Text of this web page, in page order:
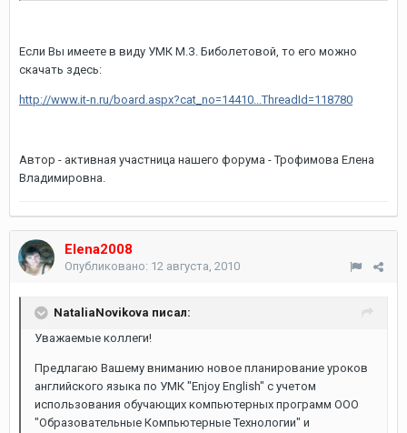
Если Вы имеете в виду УМК М.З. Биболетовой, то его можно
скачать здесь:
http://www.it-n.ru/board.aspx?cat_no=14410...ThreadId=118780
Автор - активная участница нашего форума - Трофимова Елена
Владимировна.
Elena2008
Опубликовано: 12 августа, 2010
NataliaNovikova писал:
Уважаемые коллеги!
Предлагаю Вашему вниманию новое планирование уроков
английского языка по УМК "Enjoy English" с учетом
использования обучающих компьютерных программ ООО
"Образовательные Компьютерные Технологии" и